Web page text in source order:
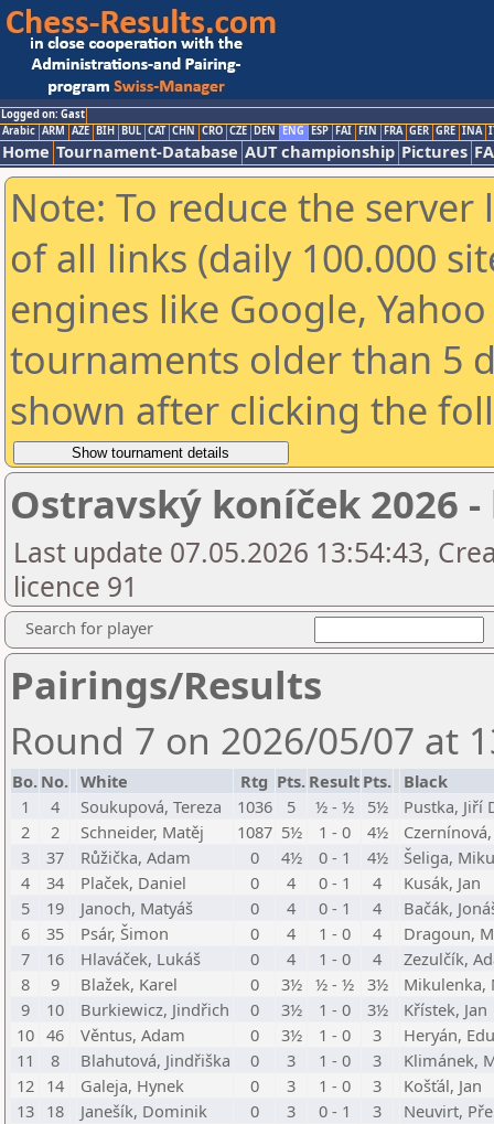
Logged on: Gast
Arabic ARM AZE BIH BUL CAT CHN CRO CZE DEN ENG ESP FAI FIN FRA GER GRE INA
Home Tournament-Database AUT championship Pictures
Note: To reduce the
of all links (daily 100.000
engines like Google,
tournaments older than 5
shown after clicking the
Ostravský koníček 2026
Last update 07.05.2026 13:54:43,
licence 91
Search for player
Pairings/Results
Round 7 on 2026/05/07 at
Bo. No. White Rtg Pts. Result Pts. Black
1
4 Soukupová, Tereza 1036 5 ½ - ½ 5½
Pustka, Jiří
2
2 Schneider, Matěj 1087 5½ 1 - 0 4½
3
37 Růžička, Adam 0 4½ 0 - 1 4½
Šeliga,
4
34 Plaček, Daniel 0 4 0 - 1 4
Kusák, Jan
5
19 Janoch, Matyáš 0 4 0 - 1 4
Bačák,
6
35 Psár, Šimon 0 4 1 - 0 4
Dragoun,
7
16 Hlaváček, Lukáš 0 4 1 - 0 4
Zezulčík,
8
9 Blažek, Karel 0 3½ ½ - ½ 3½
Mikulenka,
9
10 Burkiewicz, Jindřich 0 3½ 1 - 0 3½
Křístek, Jan
10 46 Věntus, Adam 0 3½ 1 - 0 3
Heryán,
11
8 Blahutová, Jindřiška 0 3 1 - 0 3
Klimánek,
12 14 Galeja, Hynek 0 3 1 - 0 3
Košťál, Jan
13 18 Janešík, Dominik 0 3 0 - 1 3
Neuvirt,